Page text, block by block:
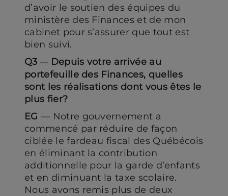
d’avoir le soutien des équipes du
ministère des Finances et de mon
cabinet pour s’assurer que tout est
bien suivi.
Q3 — Depuis votre arrivée au
portefeuille des Finances, quelles
sont les réalisations dont vous êtes le
plus fier?
EG — Notre gouvernement a
commencé par réduire de façon
ciblée le fardeau fiscal des Québécois
en éliminant la contribution
additionnelle pour la garde d’enfants
et en diminuant la taxe scolaire.
Nous avons remis plus de deux